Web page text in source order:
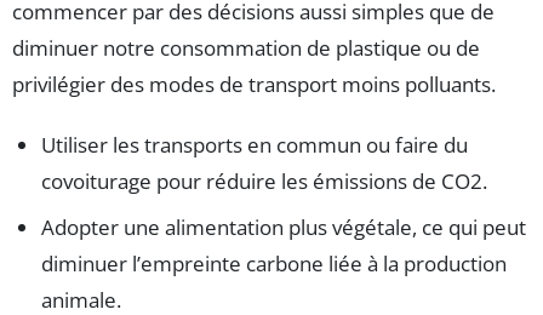
commencer par des décisions aussi simples que de
diminuer notre consommation de plastique ou de
privilégier des modes de transport moins polluants.
Utiliser les transports en commun ou faire du
covoiturage pour réduire les émissions de CO2.
Adopter une alimentation plus végétale, ce qui peut
diminuer l’empreinte carbone liée à la production
animale.